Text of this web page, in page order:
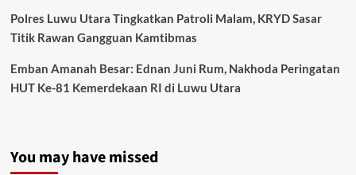
Polres Luwu Utara Tingkatkan Patroli Malam, KRYD Sasar
Titik Rawan Gangguan Kamtibmas
Emban Amanah Besar: Ednan Juni Rum, Nakhoda Peringatan
HUT Ke-81 Kemerdekaan RI di Luwu Utara
You may have missed